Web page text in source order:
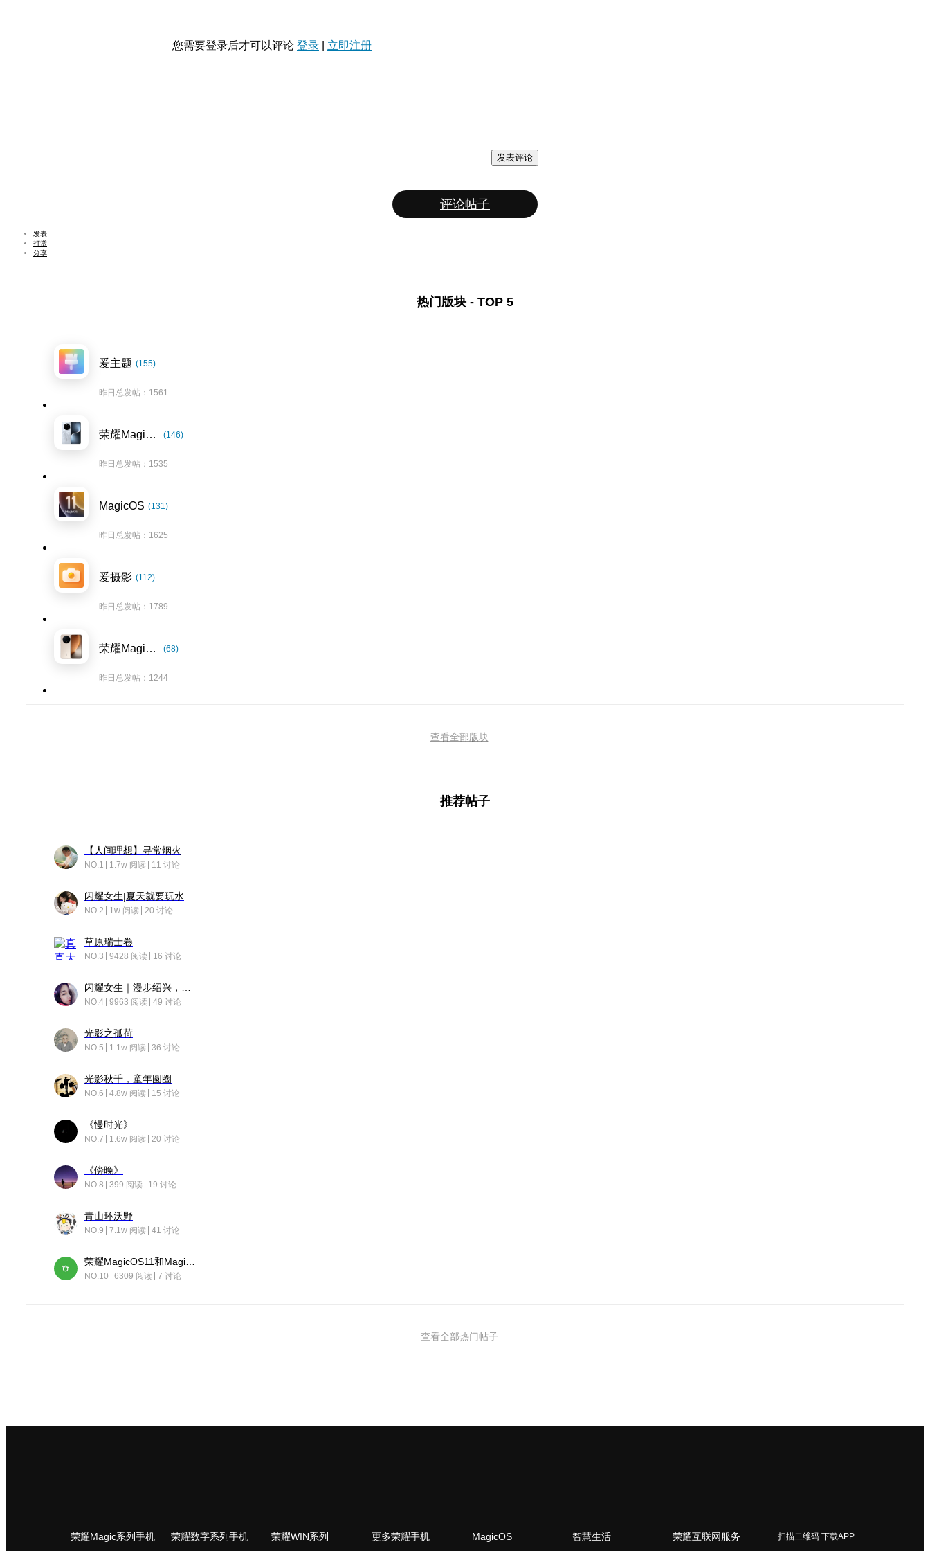
您需要登录后才可以评论 登录 立即注册
发表评论
评论帖子
发表
打赏
分享
热门版块 - TOP 5
爱主题 (155)
昨日总发帖：1561
荣耀Magic7系列 (146)
昨日总发帖：1535
MagicOS (131)
昨日总发帖：1625
爱摄影 (112)
昨日总发帖：1789
荣耀Magic8系列 (68)
昨日总发帖：1244
查看全部版块
推荐帖子
【人间理想】寻常烟火
NO.1 1.7w 阅读 11 讨论
NO.2 1w 阅读 20 讨论
草原瑞士卷
NO.3 9428 阅读 16 讨论
NO.4 9963 阅读 49 讨论
光影之孤荷
NO.5 1.1w 阅读 36 讨论
光影秋千，童年圆圈
NO.6 4.8w 阅读 15 讨论
《慢时光》
NO.7 1.6w 阅读 20 讨论
《傍晚》
NO.8 399 阅读 19 讨论
青山环沃野
NO.9 7.1w 阅读 41 讨论
NO.10 6309 阅读 7 讨论
查看全部热门帖子
荣耀Magic系列手机 荣耀数字系列手机 荣耀WIN系列 更多荣耀手机 MagicOS 智慧生活 荣耀互联网服务 扫描二维码 下载APP